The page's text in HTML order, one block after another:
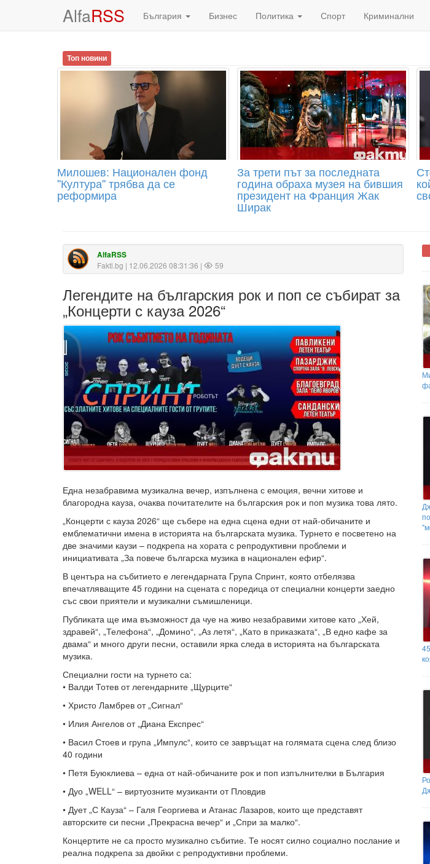
AlfaRSS България Бизнес Политика Спорт Криминални
Топ новини
Милошев: Национален фонд
''Култура'' трябва да се
реформира
За трети път за последната
година обраха музея на бившия
президент на Франция Жак
Ширак
AlfaRSS
Fakti.bg | 12.06.2026 08:31:36 | 59
Легендите на българския рок и поп се събират за
„Концерти с кауза 2026“
Една незабравима музикална вечер, изпълнена с емоция, вечни хитове и
благородна кауза, очаква почитателите на българския рок и поп музика това лято.
„Концерти с кауза 2026“ ще събере на една сцена едни от най-обичаните и
емблематични имена в историята на българската музика. Турнето е посветено на
две значими каузи – подкрепа на хората с репродуктивни проблеми и
инициативата „За повече българска музика в национален ефир“.
В центъра на събитието е легендарната Група Спринт, която отбелязва
впечатляващите 45 години на сцената с поредица от специални концерти заедно
със свои приятели и музикални съмишленици.
Публиката ще има възможност да чуе на живо незабравими хитове като „Хей,
здравей“, „Телефона“, „Домино“, „Аз летя“, „Като в приказката“, „В едно кафе за
двама“ и много други песни, оставили ярка следа в историята на българската
музика.
Специални гости на турнето са:
• Валди Тотев от легендарните „Щурците“
• Христо Ламбрев от „Сигнал“
• Илия Ангелов от „Диана Експрес“
• Васил Стоев и група „Импулс“, които се завръщат на голямата сцена след близо
40 години
• Петя Буюклиева – една от най-обичаните рок и поп изпълнителки в България
• Дуо „WELL“ – виртуозните музиканти от Пловдив
• Дует „С Кауза“ – Галя Георгиева и Атанас Лазаров, които ще представят
авторските си песни „Прекрасна вечер“ и „Спри за малко“.
Концертите не са просто музикално събитие. Те носят силно социално послание и
реална подкрепа за двойки с репродуктивни проблеми.